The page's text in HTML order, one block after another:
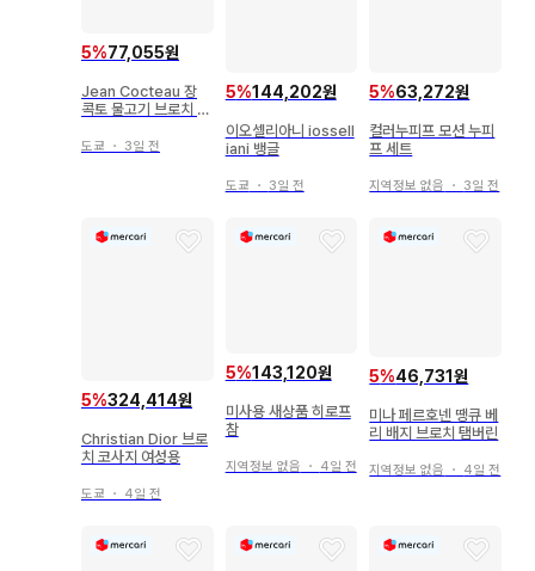
5%77,055원
Jean Cocteau 장
콕토 물고기 브로치 박
도쿄 ・ 3일 전
5%144,202원
이오셀리아니 iossell
iani 뱅글
도쿄 ・ 3일 전
5%63,272원
컬러누피프 모션 누피
프 세트
지역정보 없음 ・ 3일 전
5%324,414원
Christian Dior 브로
치 코사지 여성용
도쿄 ・ 4일 전
5%143,120원
미사용 새상품 히로프
참
지역정보 없음 ・ 4일 전
5%46,731원
미나 페르호넨 땡큐 베
리 배지 브로치 탬버린
지역정보 없음 ・ 4일 전